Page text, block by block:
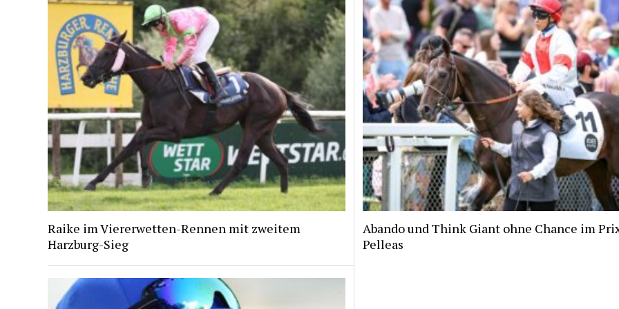
Raike im Viererwetten-Rennen mit zweitem
Harzburg-Sieg
Abando und Think Giant ohne Chance im
Pelleas